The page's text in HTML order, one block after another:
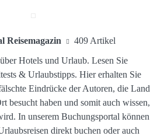
Reisemagazin
409 Artikel
Hotels und Urlaub. Lesen Sie
& Urlaubstipps. Hier erhalten Sie
Eindrücke der Autoren, die Land
besucht haben und somit auch wissen,
In unserem Buchungsportal können
direkt buchen oder auch